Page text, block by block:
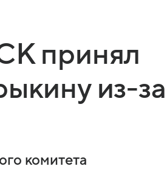
принял
из-за
комитета